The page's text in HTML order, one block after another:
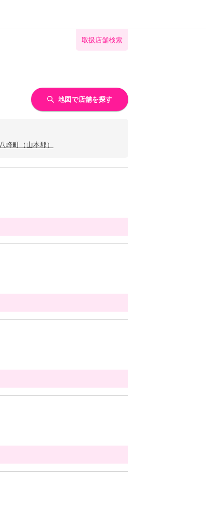
取扱店舗検索
地図で店舗を探す
八峰町（山本郡）